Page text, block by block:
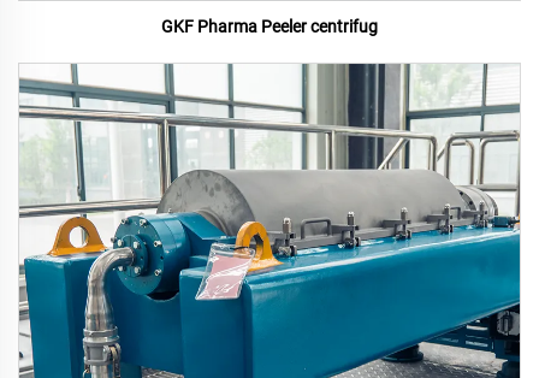
GKF Pharma Peeler centrifug